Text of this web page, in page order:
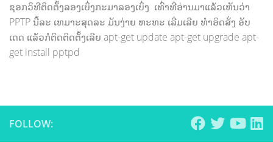
ຊອກວິທີຕິດຕັ້ງລອງເບິ່ງກະມາລອງເບິ່ງ ເທົ່າທີ່ອ່ານມາແລ້ວເຫັນວ່າ
PPTP ນີ້ລະ ເຫມາະສຸດລະ ມັນງ່າຍ ຫະຫະ ເລີ່ມເລີຍ ທຳອິດສັ່ງ ອັບ
ເດດ ແລ້ວກໍຕິດຕິດຕັ້ງເລີຍ apt-get update apt-get upgrade apt-
get install pptpd
FOLLOW: